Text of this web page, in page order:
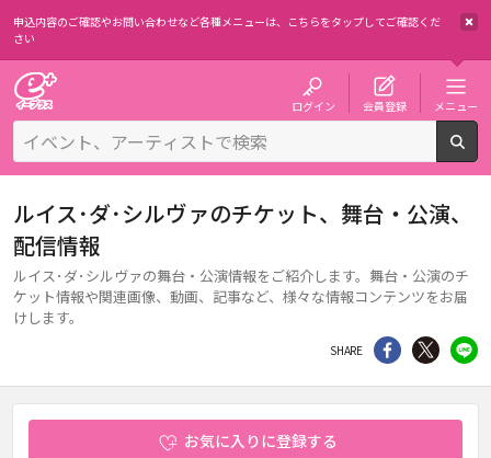
申込内容のご確認やお問い合わせなど各種メニューは、 こちらをタップしてご確認くだ
さい
ログイン 会員登録 メニュー
ルイス･ダ･シルヴァのチケット、舞台・公演、
配信情報
ルイス･ダ･シルヴァの舞台・公演情報をご紹介します。舞台・公演のチ
ケット情報や関連画像、動画、記事など、様々な情報コンテンツをお届
けします。
SHARE シェア Twitter
お気に入りに登録する